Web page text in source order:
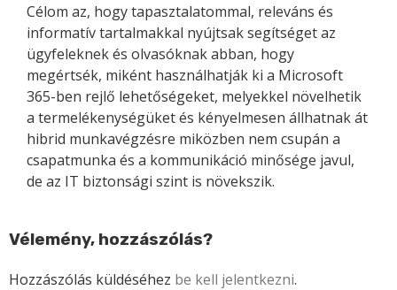
Célom az, hogy tapasztalatommal, releváns és
informatív tartalmakkal nyújtsak segítséget az
ügyfeleknek és olvasóknak abban, hogy
megértsék, miként használhatják ki a Microsoft
365-ben rejlő lehetőségeket, melyekkel növelhetik
a termelékenységüket és kényelmesen állhatnak át
hibrid munkavégzésre miközben nem csupán a
csapatmunka és a kommunikáció minősége javul,
de az IT biztonsági szint is növekszik.
Vélemény, hozzászólás?
Hozzászólás küldéséhez be kell jelentkezni.